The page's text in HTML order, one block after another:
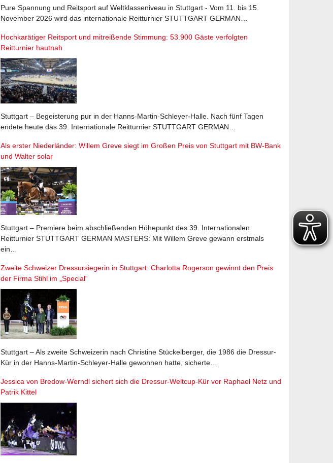
Pure Spannung und Reitsport auf Weltklasseniveau in Stuttgart - Vom 11. bis 15.
November 2026 wird das internationale Reitturnier STUTTGART GERMAN…
Hochkarätiger Reitsport und mitreißende Stimmung: 53.900 Gäste verfolgten
Reitturnier hautnah
Stuttgart – Begeisterung pur in der Hanns-Martin-Schleyer-Halle. Nach fünf Tagen
endete heute das 39. Internationale Reitturnier STUTTGART GERMAN…
Als erster Niederländer: Willem Greve siegt im Großen Preis von Stuttgart mit BW-Bank
und Walter solar
Stuttgart – Premiere beim abschließenden Höhepunkt des 39. Internationalen
Reitturnier STUTTGART GERMAN MASTERS: Mit Willem Greve gewann erstmals
ein…
Zweite Schweizer Dressursiegerin in Stuttgart: Charlotta Rogerson gewinnt den Preis
der Firma Stihl im „Special“
Stuttgart – Als zweite Schweizerin nach Christine Stückelberger, die 1986 die Dressur-
Kür in der Hanns-Martin-Schleyer-Halle gewonnen hatte, sicherte…
Jessica von Bredow-Werndl sichert sich die Dressur-Weltcup-Kür vor Raphael Netz und
Patrik Kittel